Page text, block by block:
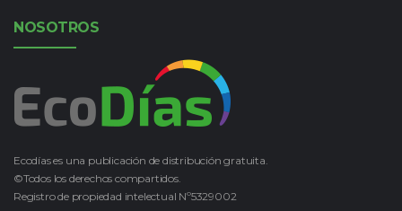
NOSOTROS
Ecodías es una publicación de distribución gratuita.
©Todos los derechos compartidos.
Registro de propiedad intelectual Nº5329002